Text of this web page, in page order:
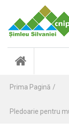
(
r
e
n
Prima Pagină
Pledoarie pentru